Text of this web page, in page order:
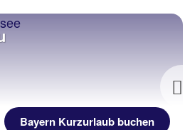
Bayern Kurzurlaub buchen